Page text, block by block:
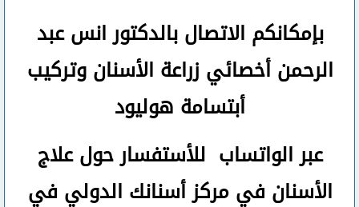
بإمكانكم الاتصال بالدكتور انس عبد
الرحمنأخصائي زراعة الأسنان وتركيب
أبتسامة هوليود
عبر الواتساب للأستفسار حول علاج
الأسنان في مركز أسنانك الدولي في